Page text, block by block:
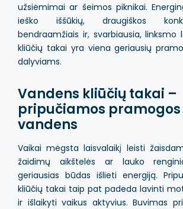
užsiėmimai ar šeimos piknikai.
ieško iššūkių, draugiškos
bendraamžiais ir, svarbiausia, linksmo
kliūčių takai yra viena geriausių
dalyviams.
Vandens kliūčių takai –
pripučiamos
vandens
Vaikai mėgsta laisvalaikį leisti
žaidimų aikštelės ar lauko
geriausias būdas išlieti energiją.
kliūčių takai taip pat padeda lavinti
ir išlaikyti vaikus aktyvius. Buvimas